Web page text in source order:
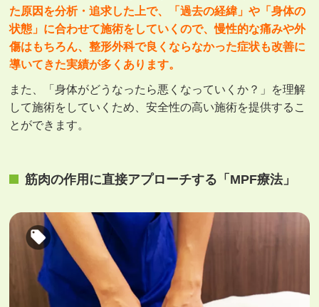
た原因を分析・追求した上で、「過去の経緯」や「身体の
状態」に合わせて施術をしていくので、慢性的な痛みや外
傷はもちろん、整形外科で良くならなかった症状も改善に
導いてきた実績が多くあります。
また、「身体がどうなったら悪くなっていくか？」を理解
して施術をしていくため、安全性の高い施術を提供するこ
とができます。
筋肉の作用に直接アプローチする「MPF療法」